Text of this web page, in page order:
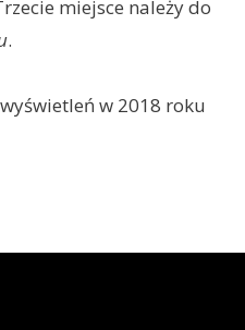
miejsce należy do
.
w 2018 roku